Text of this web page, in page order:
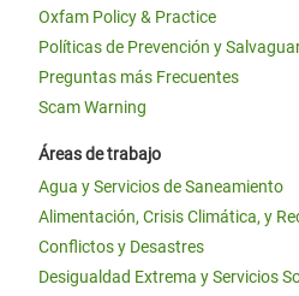
Oxfam Policy & Practice
Políticas de Prevención y
Preguntas más Frecuentes
Scam Warning
Áreas de trabajo
Agua y Servicios de Saneamiento
Alimentación, Crisis Climática, y
Conflictos y Desastres
Desigualdad Extrema y Servicios